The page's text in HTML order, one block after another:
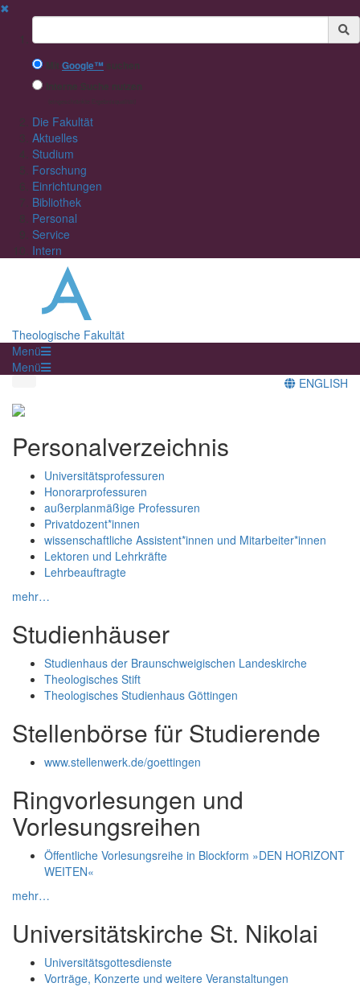
✖
Suchbegriff
Mit Google™ suchen
Interne Suche nutzen
Die Fakultät
Aktuelles
Studium
Forschung
Einrichtungen
Bibliothek
Personal
Service
Intern
Theologische Fakultät
Menü
Menü
ENGLISH
Personalverzeichnis
Universitätsprofessuren
Honorarprofessuren
außerplanmäßige Professuren
Privatdozent*innen
wissenschaftliche Assistent*innen und Mitarbeiter*innen
Lektoren und Lehrkräfte
Lehrbeauftragte
mehr…
Studienhäuser
Studienhaus der Braunschweigischen Landeskirche
Theologisches Stift
Theologisches Studienhaus Göttingen
Stellenbörse für Studierende
www.stellenwerk.de/goettingen
Ringvorlesungen und
Vorlesungsreihen
Öffentliche Vorlesungsreihe in Blockform »DEN HORIZONT
WEITEN«
mehr…
Universitätskirche St. Nikolai
Universitätsgottesdienste
Vorträge, Konzerte und weitere Veranstaltungen